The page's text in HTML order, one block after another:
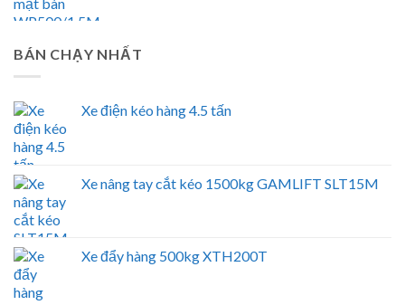
BÁN CHẠY NHẤT
Xe điện kéo hàng 4.5 tấn
Xe nâng tay cắt kéo 1500kg GAMLIFT SLT15M
Xe đẩy hàng 500kg XTH200T